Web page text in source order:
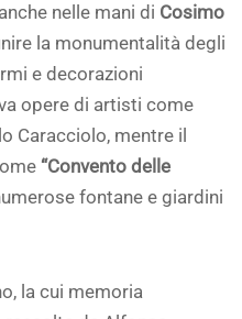
nelle mani di Cosimo
la monumentalità degli
e decorazioni
opere di artisti come
Caracciolo, mentre il
“Convento delle
fontane e giardini
la cui memoria